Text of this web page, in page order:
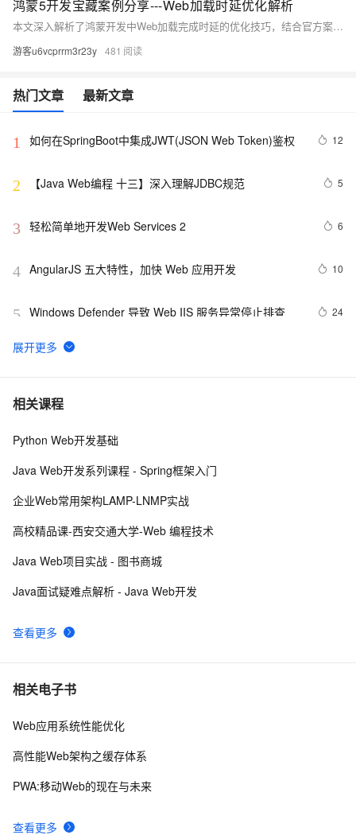
鸿蒙5开发宝藏案例分享---Web加载时延优化解析
本文深入解析了鸿蒙开发中Web加载完成时延的优化技巧，结合官方案例与实际代码，助你提升性能。核心内容包括：使用DevEco Profiler和DevTools定位瓶颈、四大优化方向（资源合并、接口预取、图片懒加载、任务拆解）及高频手段总结。同时提供性能优化黄金准则，如首屏资源控制在300KB内、关键接口响应≤200ms等，帮助开发者实现丝般流畅体验。
游客u6vcprrm3r23y 481
热门文章 最新文章
1 如何在SpringBoot中集成JWT(JSON Web Token)鉴权 12
2 【Java Web编程 十三】深入理解JDBC规范 5
3 轻松简单地开发Web Services 2 6
4 AngularJS 五大特性，加快 Web 应用开发 10
5 Windows Defender 导致 Web IIS 服务异常停止排查 24
6
在Winform项目和Web API的.NetCore项目中使用
7 Axis2 Web Services 中使用session的配置及使用方法
8 DWR3访问WEB元素的两种方法
10Web乱码解决方法
相关课程
查看更多
Python Web开发基础
Java Web开发系列课程 - Spring框架入门
企业Web常用架构LAMP-LNMP实战
高校精品课-西安交通大学-Web 编程技术
Java Web项目实战 - 图书商城
Java面试疑难点解析 - Java Web开发
相关电子书
查看更多
Web应用系统性能优化
高性能Web架构之缓存体系
PWA:移动Web的现在与未来